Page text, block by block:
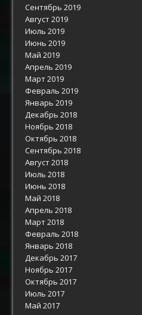
Сентябрь 2019
Август 2019
Июль 2019
Июнь 2019
Май 2019
Апрель 2019
Март 2019
Февраль 2019
Январь 2019
Декабрь 2018
Ноябрь 2018
Октябрь 2018
Сентябрь 2018
Август 2018
Июль 2018
Июнь 2018
Май 2018
Апрель 2018
Март 2018
Февраль 2018
Январь 2018
Декабрь 2017
Ноябрь 2017
Октябрь 2017
Июль 2017
Май 2017